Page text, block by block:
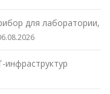
для лаборатории,